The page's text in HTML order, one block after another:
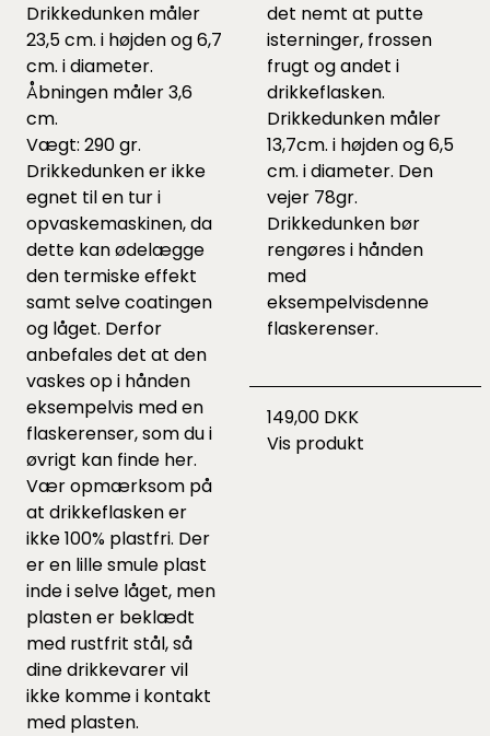
Drikkedunken måler
23,5 cm. i højden og 6,7
cm. i diameter.
Åbningen måler 3,6
cm.
Vægt: 290 gr.
Drikkedunken er ikke
egnet til en tur i
opvaskemaskinen, da
dette kan ødelægge
den termiske effekt
samt selve coatingen
og låget. Derfor
anbefales det at den
vaskes op i hånden
eksempelvis med en
flaskerenser, som du i
øvrigt kan finde her.
Vær opmærksom på
at drikkeflasken er
ikke 100% plastfri. Der
er en lille smule plast
inde i selve låget, men
plasten er beklædt
med rustfrit stål, så
dine drikkevarer vil
ikke komme i kontakt
med plasten.
det nemt at putte
isterninger, frossen
frugt og andet i
drikkeflasken.
Drikkedunken måler
13,7cm. i højden og 6,5
cm. i diameter. Den
vejer 78gr.
Drikkedunken bør
rengøres i hånden
med
eksempelvisdenne
flaskerenser.
149,00 DKK
Vis produkt